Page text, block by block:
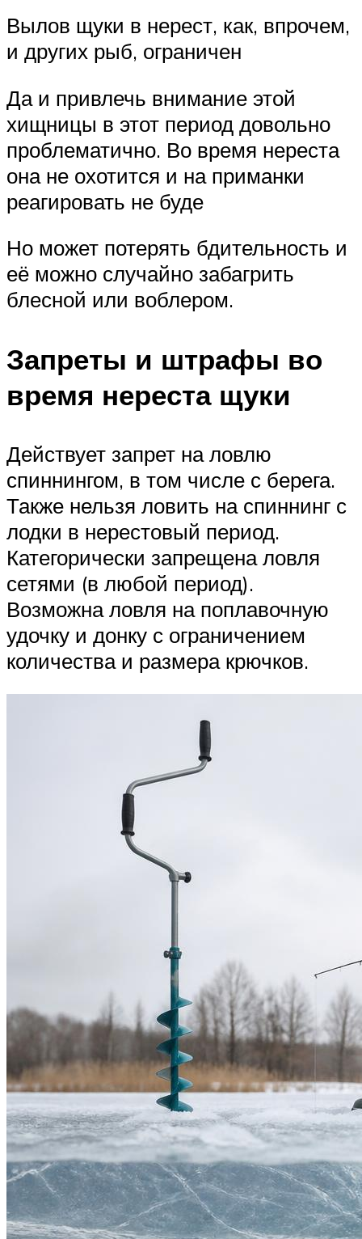
Вылов щуки в нерест, как, впрочем,
и других рыб, ограничен
Да и привлечь внимание этой
хищницы в этот период довольно
проблематично. Во время нереста
она не охотится и на приманки
реагировать не буде
Но может потерять бдительность и
её можно случайно забагрить
блесной или воблером.
Запреты и штрафы во
время нереста щуки
Действует запрет на ловлю
спиннингом, в том числе с берега.
Также нельзя ловить на спиннинг с
лодки в нерестовый период.
Категорически запрещена ловля
сетями (в любой период).
Возможна ловля на поплавочную
удочку и донку с ограничением
количества и размера крючков.